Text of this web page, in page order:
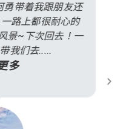
勇带着我跟朋友还
路上都很耐心的
景~下次回去！一
我们去.....
多